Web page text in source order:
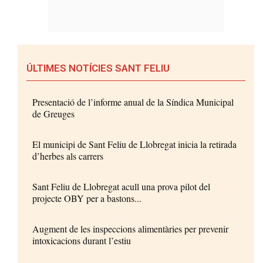
ÚLTIMES NOTÍCIES SANT FELIU
Presentació de l’informe anual de la Síndica Municipal
de Greuges
El municipi de Sant Feliu de Llobregat inicia la retirada
d’herbes als carrers
Sant Feliu de Llobregat acull una prova pilot del
projecte OBY per a bastons...
Augment de les inspeccions alimentàries per prevenir
intoxicacions durant l’estiu